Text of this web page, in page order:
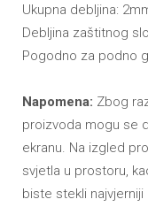
Ukupna debljina:
Debljina zaštitnog
Pogodno za podno
Napomena: Zbog
proizvoda mogu se
ekranu. Na izgled
svjetla u prostoru,
biste stekli